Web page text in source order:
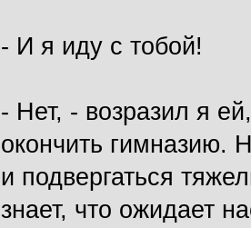
- И я иду с тобой!
- Нет, - возразил я
окончить гимназию.
и подвергаться
знает, что ожидает